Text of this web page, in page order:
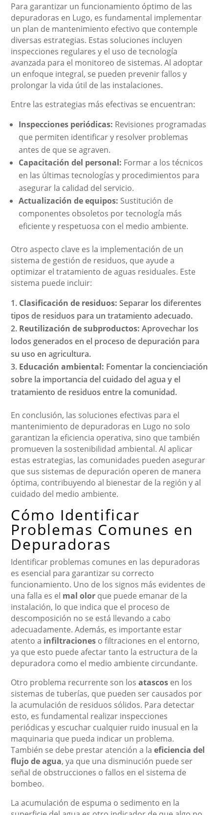
Para garantizar un funcionamiento óptimo de las
depuradoras en Lugo, es fundamental implementar
un plan de mantenimiento efectivo que contemple
diversas estrategias. Estas soluciones incluyen
inspecciones regulares y el uso de tecnología
avanzada para el monitoreo de sistemas. Al adoptar
un enfoque integral, se pueden prevenir fallos y
prolongar la vida útil de las instalaciones.
Entre las estrategias más efectivas se encuentran:
Inspecciones periódicas: Revisiones programadas
que permiten identificar y resolver problemas
antes de que se agraven.
Capacitación del personal: Formar a los técnicos
en las últimas tecnologías y procedimientos para
asegurar la calidad del servicio.
Actualización de equipos: Sustitución de
componentes obsoletos por tecnología más
eficiente y respetuosa con el medio ambiente.
Otro aspecto clave es la implementación de un
sistema de gestión de residuos, que ayude a
optimizar el tratamiento de aguas residuales. Este
sistema puede incluir:
Clasificación de residuos: Separar los diferentes
tipos de residuos para un tratamiento adecuado.
Reutilización de subproductos: Aprovechar los
lodos generados en el proceso de depuración para
su uso en agricultura.
Educación ambiental: Fomentar la concienciación
sobre la importancia del cuidado del agua y el
tratamiento de residuos entre la comunidad.
En conclusión, las soluciones efectivas para el
mantenimiento de depuradoras en Lugo no solo
garantizan la eficiencia operativa, sino que también
promueven la sostenibilidad ambiental. Al aplicar
estas estrategias, las comunidades pueden asegurar
que sus sistemas de depuración operen de manera
óptima, contribuyendo al bienestar de la región y al
cuidado del medio ambiente.
Cómo Identificar
Problemas Comunes en
Depuradoras
Identificar problemas comunes en las depuradoras
es esencial para garantizar su correcto
funcionamiento. Uno de los signos más evidentes de
una falla es el mal olor que puede emanar de la
instalación, lo que indica que el proceso de
descomposición no se está llevando a cabo
adecuadamente. Además, es importante estar
atento a infiltraciones o filtraciones en el entorno,
ya que esto puede afectar tanto la estructura de la
depuradora como el medio ambiente circundante.
Otro problema recurrente son losatascos en los
sistemas de tuberías, que pueden ser causados por
la acumulación de residuos sólidos. Para detectar
esto, es fundamental realizar inspecciones
periódicas y escuchar cualquier ruido inusual en la
maquinaria que pueda indicar un problema.
También se debe prestar atención a laeficiencia del
flujo de agua, ya que una disminución puede ser
señal de obstrucciones o fallos en el sistema de
bombeo.
La acumulación de espuma o sedimento en la